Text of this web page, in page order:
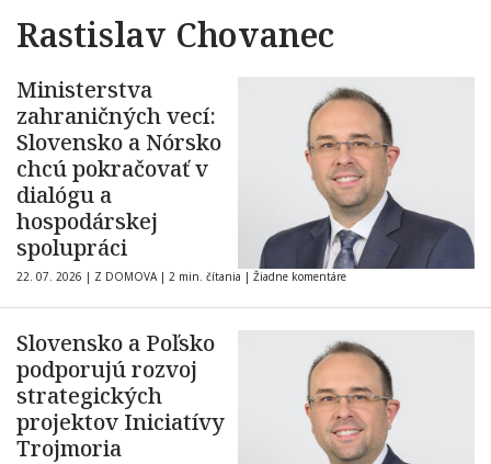
Rastislav Chovanec
Ministerstva
zahraničných vecí:
Slovensko a Nórsko
chcú pokračovať v
dialógu a
hospodárskej
spolupráci
22. 07. 2026 | Z DOMOVA | 2 min. čítania | Žiadne komentáre
Slovensko a Poľsko
podporujú rozvoj
strategických
projektov Iniciatívy
Trojmoria